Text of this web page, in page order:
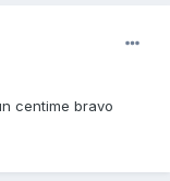
centime bravo